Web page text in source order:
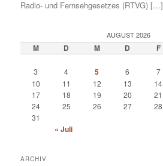
Radio- und Fernsehgesetzes (RTVG) […]
AUGUST 2026
M D M D F
3
4 5 6 7
10
11 12 13 14
17
18 19 20 21
24
25 26 27 28
31
« Juli
ARCHIV